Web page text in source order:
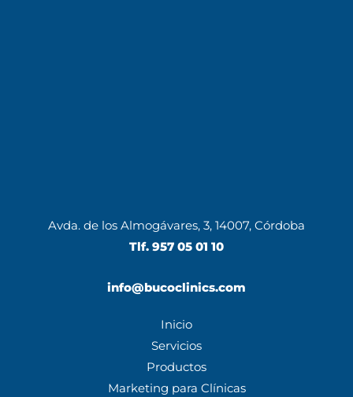
Avda. de los Almogávares, 3, 14007, Córdoba
Tlf. 957 05 01 10
info@bucoclinics.com
Inicio
Servicios
Productos
Marketing para Clínicas